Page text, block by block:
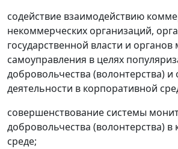
содействие взаимодействию
некоммерческих организаций,
государственной власти и органов
самоуправления в целях
добровольчества (волонтерства)
деятельности в корпоративной
совершенствование системы
добровольчества (волонтерства)
среде;